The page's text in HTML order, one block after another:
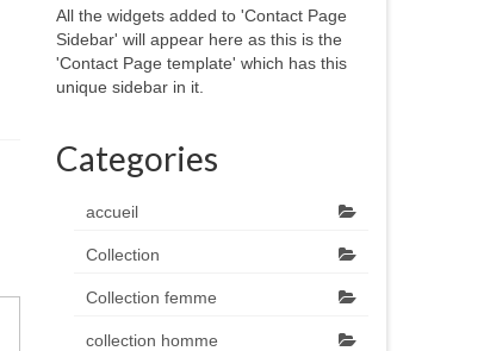
All the widgets added to 'Contact Page
Sidebar' will appear here as this is the
'Contact Page template' which has this
unique sidebar in it.
Categories
accueil
Collection
Collection femme
collection homme